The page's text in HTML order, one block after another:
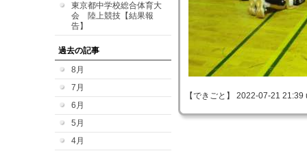
東京都中学校総合体育大
会 陸上競技【結果報
告】
過去の記事
8月
7月
6月
5月
4月
【できごと】 2022-07-21